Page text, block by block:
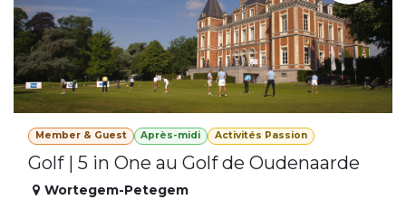
Member & Guest Après-midi Activités Passion
Golf | 5 in One au Golf de Oudenaarde
Wortegem-Petegem